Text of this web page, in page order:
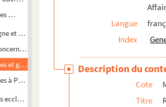
historiques diverses
et sa descendance. » Tableaux généalogiques
la Bourgogne
et généalogiques : « Ducs d'Aquitaine. — Comtes de
à Paris, en 1687, pour la convalescence du roy
ecclésiastiques
Langue
Index
Description du
Cote
Titre